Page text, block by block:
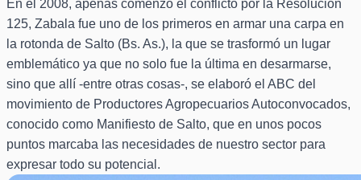
En el 2008, apenas comenzó el conflicto por la Resolución
125, Zabala fue uno de los primeros en armar una carpa en
la rotonda de Salto (Bs. As.), la que se trasformó un lugar
emblemático ya que no solo fue la última en desarmarse,
sino que allí -entre otras cosas-, se elaboró el ABC del
movimiento de Productores Agropecuarios Autoconvocados,
conocido como Manifiesto de Salto, que en unos pocos
puntos marcaba las necesidades de nuestro sector para
expresar todo su potencial.